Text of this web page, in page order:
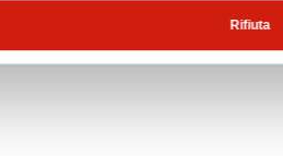
Rifiuta